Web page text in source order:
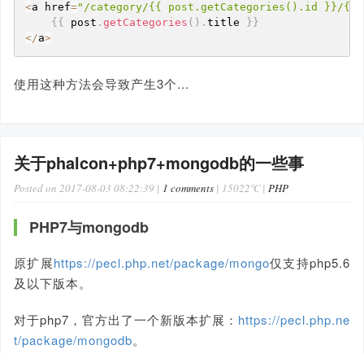
<a href="/category/{{ post.getCategories().id }}/
{ { post . getCategories ( ) . title } }
</a>
使用这种方法会导致产生3个...
关于phalcon+php7+mongodb的一些事
Posted on 2017-08-03 08:22:39 | 1 comments | 15022℃ | PHP
PHP7与mongodb
原扩展https://pecl.php.net/package/mongo仅支持php5.6
及以下版本。
对于php7，官方出了一个新版本扩展： https://pecl.php.ne
t/package/mongodb。